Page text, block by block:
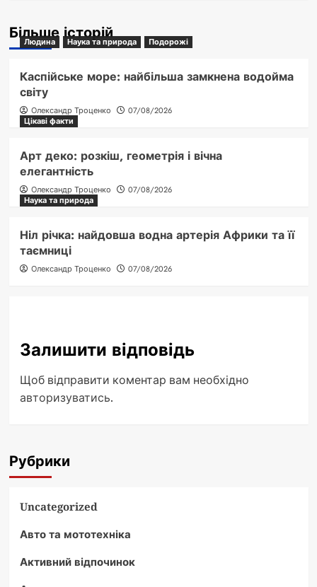
Більше історій
Людина Наука та природа Подорожі
Каспійське море: найбільша замкнена водойма
світу
Олександр Троценко
07/08/2026
Цікаві факти
Арт деко: розкіш, геометрія і вічна
елегантність
Олександр Троценко
07/08/2026
Наука та природа
Ніл річка: найдовша водна артерія Африки та її
таємниці
Олександр Троценко 07/08/2026
Залишити відповідь
Щоб відправити коментар вам необхідно
авторизуватись.
Рубрики
Uncategorized
Авто та мототехніка
Активний відпочинок